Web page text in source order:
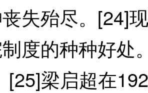
失殆尽。[24]
度的种种好处
[25]梁启超在